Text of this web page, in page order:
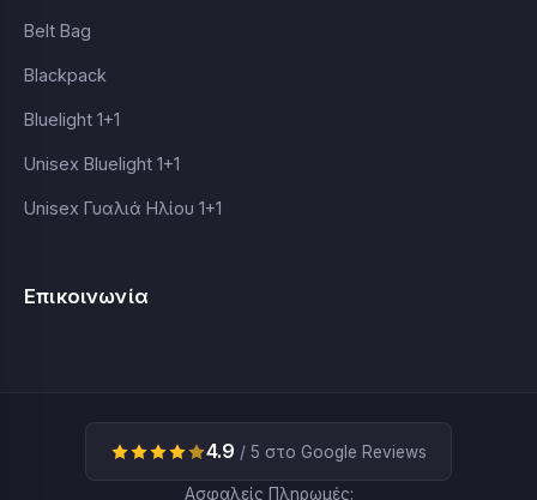
Belt Bag
Blackpack
Bluelight 1+1
Unisex Bluelight 1+1
Unisex Γυαλιά Ηλίου 1+1
Επικοινωνία
4.9 / 5 στο Google Reviews
Ασφαλείς Πληρωμές: